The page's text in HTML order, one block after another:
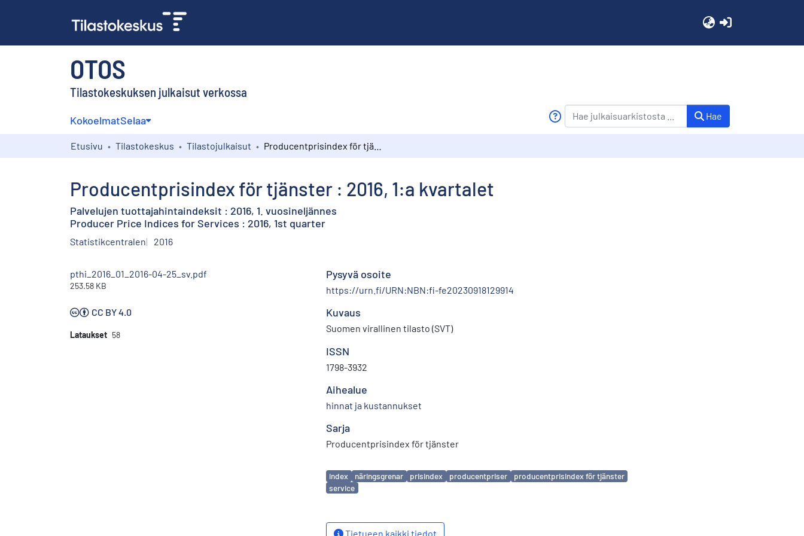
OTOS
Tilastokeskuksen julkaisut verkossa
KokoelmatSelaa Hae
Etusivu Tilastokeskus Tilastojulkaisut
Producentprisindex för tjänster : 2016, 1:a kvartalet
Palvelujen tuottajahintaindeksit : 2016, 1. vuosineljännes
Producer Price Indices for Services : 2016, 1st quarter
Statistikcentralen 2016
pthi_2016_01_2016-04-25_sv.pdf
253.58 KB
CC BY 4.0
Lataukset 58
Pysyvä osoite
https://urn.fi/URN:NBN:fi-fe20230918129914
Kuvaus
Suomen virallinen tilasto (SVT)
ISSN
1798-3932
Aihealue
hinnat ja kustannukset
Sarja
Producentprisindex för tjänster
Avainsanat
index näringsgrenar prisindex producentpriser
producentprisindex för tjänster
service
Tietueen kaikki tiedot